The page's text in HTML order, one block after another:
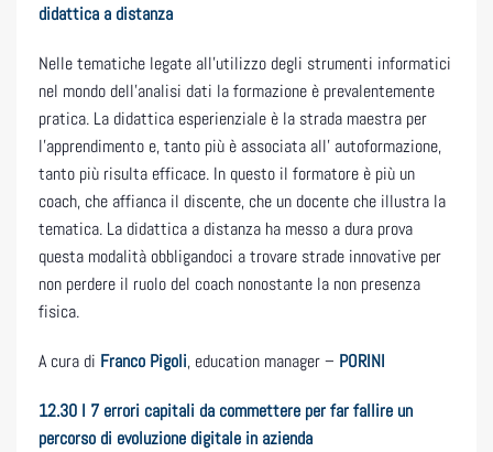
didattica a distanza
Nelle tematiche legate all’utilizzo degli strumenti informatici
nel mondo dell’analisi dati la formazione è prevalentemente
pratica. La didattica esperienziale è la strada maestra per
l’apprendimento e, tanto più è associata all’ autoformazione,
tanto più risulta efficace. In questo il formatore è più un
coach, che affianca il discente, che un docente che illustra la
tematica. La didattica a distanza ha messo a dura prova
questa modalità obbligandoci a trovare strade innovative per
non perdere il ruolo del coach nonostante la non presenza
fisica.
A cura di Franco Pigoli, education manager – PORINI
12.30 I 7 errori capitali da commettere per far fallire un
percorso di evoluzione digitale in azienda